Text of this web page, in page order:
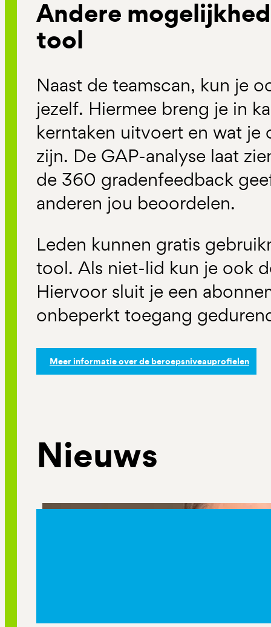
Andere
tool
Naast de teamscan, kun je
jezelf. Hiermee breng je in
kerntaken uitvoert en wat
zijn. De GAP-analyse laat
de 360 gradenfeedback
anderen jou beoordelen.
Leden kunnen gratis
tool. Als niet-lid kun je ook
Hiervoor sluit je een
onbeperkt toegang
Meer informatie over de beroepsniveauprofielen
Nieuws